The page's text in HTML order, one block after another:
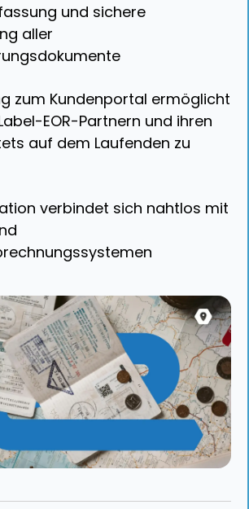
und sichere
aller
zum Kundenportal ermöglicht
EOR-Partnern und ihren
auf dem Laufenden zu
verbindet sich nahtlos mit